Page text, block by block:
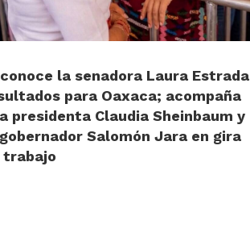
la senadora Laura Estrada
para Oaxaca; acompaña
presidenta Claudia Sheinbaum y
Salomón Jara en gira
trabajo